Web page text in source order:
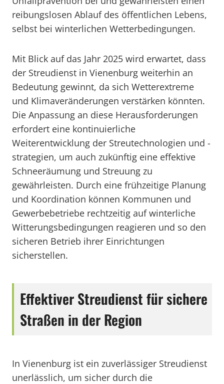
reibungslosen Ablauf des öffentlichen Lebens,
selbst bei winterlichen Wetterbedingungen.
Mit Blick auf das Jahr 2025 wird erwartet, dass
der Streudienst in Vienenburg weiterhin an
Bedeutung gewinnt, da sich Wetterextreme
und Klimaveränderungen verstärken könnten.
Die Anpassung an diese Herausforderungen
erfordert eine kontinuierliche
Weiterentwicklung der Streutechnologien und -
strategien, um auch zukünftig eine effektive
Schneeräumung und Streuung zu
gewährleisten. Durch eine frühzeitige Planung
und Koordination können Kommunen und
Gewerbebetriebe rechtzeitig auf winterliche
Witterungsbedingungen reagieren und so den
sicheren Betrieb ihrer Einrichtungen
sicherstellen.
Effektiver Streudienst für sichere
Straßen in der Region
In Vienenburg ist ein zuverlässiger Streudienst
unerlässlich, um sicher durch die